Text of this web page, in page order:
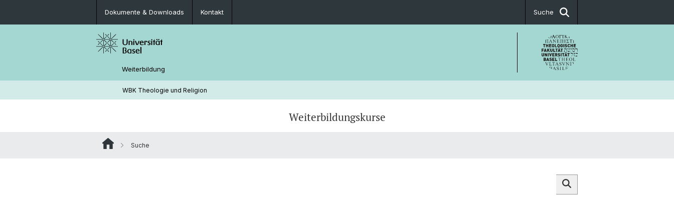
Dokumente & Downloads Kontakt Suche
Weiterbildung
WBK Theologie und Religion
Weiterbildungskurse
Suche